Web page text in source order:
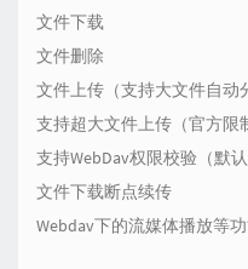
文件下载
文件删除
文件上传（支持大文件自动
支持超大文件上传（官方限
支持WebDav权限校验（默
文件下载断点续传
Webdav下的流媒体播放等